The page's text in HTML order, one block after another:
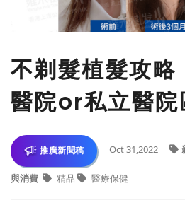
不剃髮植髮攻略
醫院or私立醫院
推廣新聞稿 Oct 31,2022
與消費 精品 醫療保健